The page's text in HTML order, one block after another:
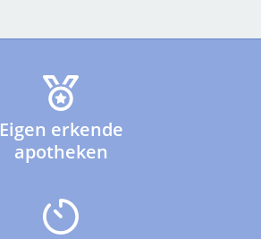
Eigen erkende
apotheken